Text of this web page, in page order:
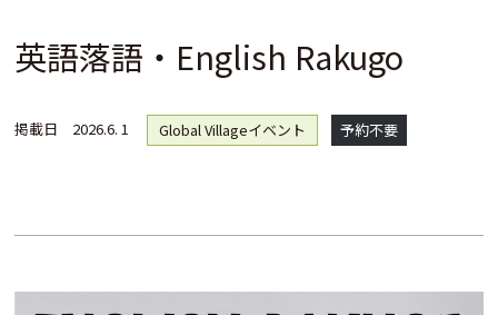
英語落語・English Rakugo
掲載日 2026.6. 1 Global Villageイベント 予約不要